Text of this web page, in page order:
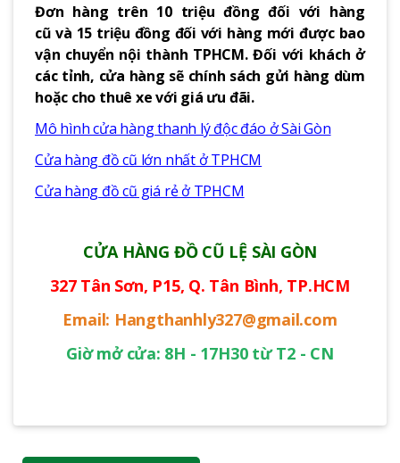
Đơn hàng trên 10 triệu đồng đối với hàng
cũ và 15 triệu đồng đối với hàng mới được bao
vận chuyển nội thành TPHCM. Đối với khách ở
các tỉnh, cửa hàng sẽ chính sách gửi hàng dùm
hoặc cho thuê xe với giá ưu đãi.
Mô hình cửa hàng thanh lý độc đáo ở Sài Gòn
Cửa hàng đồ cũ lớn nhất ở TPHCM
Cửa hàng đồ cũ giá rẻ ở TPHCM
CỬA HÀNG ĐỒ CŨ LỆ SÀI GÒN
327 Tân Sơn, P15, Q. Tân Bình, TP.HCM
Email: Hangthanhly327@gmail.com
Giờ mở cửa: 8H - 17H30 từ T2 - CN